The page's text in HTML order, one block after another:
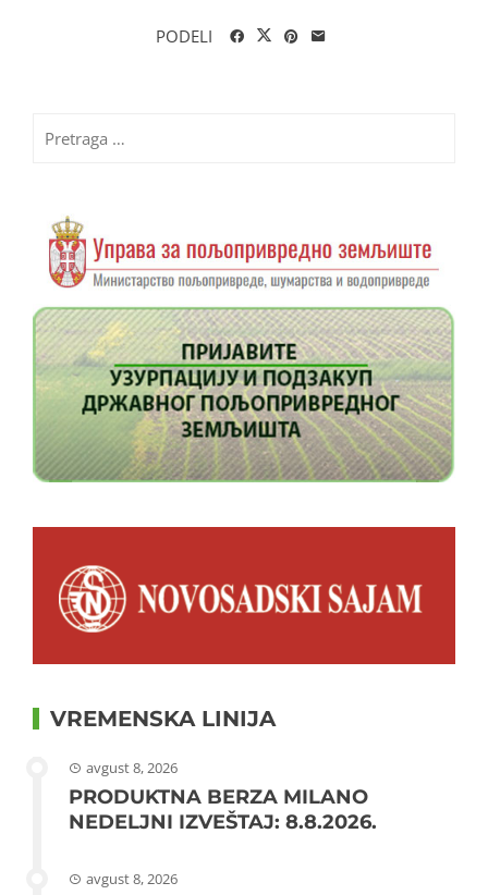
PODELI
za:
VREMENSKA LINIJA
avgust 8, 2026
PRODUKTNA BERZA MILANO
NEDELJNI IZVEŠTAJ: 8.8.2026.
avgust 8, 2026